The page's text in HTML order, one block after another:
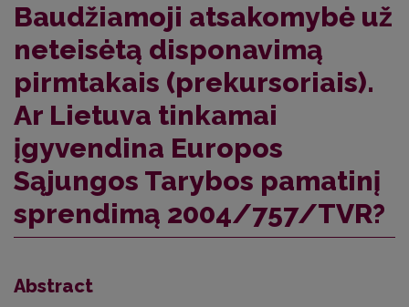
Baudžiamoji atsakomybė už
neteisėtą disponavimą
pirmtakais (prekursoriais).
Ar Lietuva tinkamai
įgyvendina Europos
Sąjungos Tarybos pamatinį
sprendimą 2004/757/TVR?
Abstract